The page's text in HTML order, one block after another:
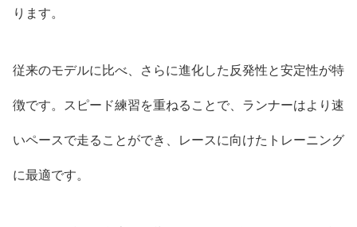
ります。
従来のモデルに比べ、さらに進化した反発性と安定性が特
徴です。スピード練習を重ねることで、ランナーはより速
いペースで走ることができ、レースに向けたトレーニング
に最適です。